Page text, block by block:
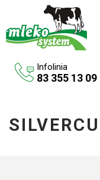
Infolinia
83 355 13 09